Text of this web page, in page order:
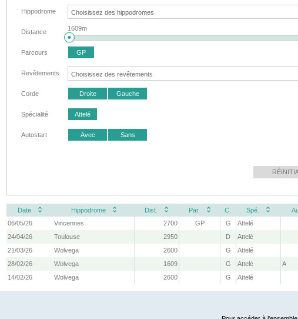
Hippodrome
Distance 1609m
Parcours GP
Revêtements
Corde Droite Gauche
Spécialité Attelé
Autostart Avec Sans
Date Hippodrome Dist. Par. C. Spé.
06/05/26
Vincennes 2700 GP G Attelé
24/04/26
Toulouse 2950 D Attelé
21/03/26
Wolvega 2600 G Attelé
28/02/26
Wolvega 1609 G Attelé A
14/02/26
Wolvega 2600 G Attelé